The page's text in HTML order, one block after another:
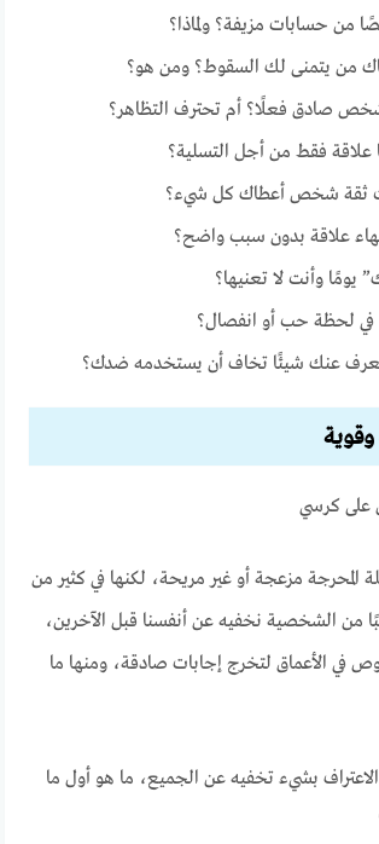
من حسابات مزيفة؟ ولماذا؟
من يتمنى لك السقوط؟ ومن هو؟
صادق فعلًا؟ أم تحترف التظاهر؟
فقط من أجل التسلية؟
ثقة شخص أعطاك كل شيء؟
علاقة بدون سبب واضح؟
وأنت لا تعنيها؟
لحظة حب أو انفصال؟
عنك شيئًا تخاف أن يستخدمه ضدك؟
المحرجة مزعجة أو غير مريحة، لكنها في كثير من
من الشخصية نخفيه عن أنفسنا قبل الآخرين،
في الأعماق لتخرج إجابات صادقة، ومنها ما
بشيء تخفيه عن الجميع، ما هو أول ما